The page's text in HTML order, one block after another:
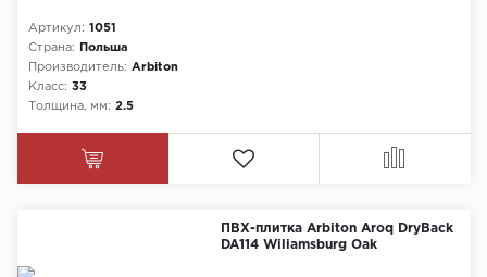
Артикул: 1051
Страна:
Польша
Производитель: Arbiton
Класс: 33
Толщина, мм: 2.5
ПВХ-плитка Arbiton Aroq DryBack
DA114 Wiliamsburg Oak